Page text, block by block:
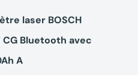
laser BOSCH
CG Bluetooth avec
A